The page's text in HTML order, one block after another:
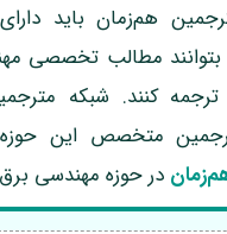
هم‌زمان باید
بتوانند مطالب تخصصی
کنند. شبکه
متخصص این حوزه،
در حوزه مهندسی